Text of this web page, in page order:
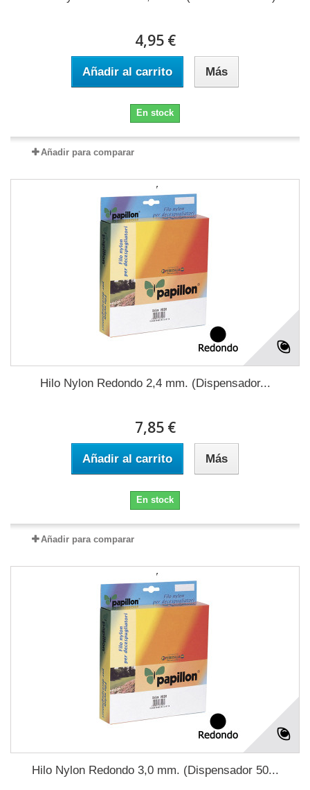
4,95 €
Añadir al carrito Más
En stock
Añadir para comparar
Hilo Nylon Redondo 2,4 mm. (Dispensador...
7,85 €
Añadir al carrito Más
En stock
Añadir para comparar
Hilo Nylon Redondo 3,0 mm. (Dispensador 50...